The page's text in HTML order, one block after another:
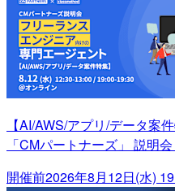
【AI/AWS/アプリ/データ案
「CMパートナーズ」 説明
開催前2026年8月12日(水)